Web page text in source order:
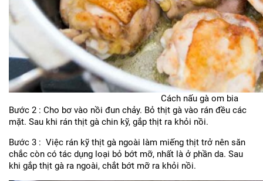
Cách nấu gà om bia
Bước 2 : Cho bơ vào nồi đun chảy. Bỏ thịt gà vào rán đều các
mặt. Sau khi rán thịt gà chin kỹ, gắp thịt ra khỏi nồi.
Bước 3 : Việc rán kỹ thịt gà ngoài làm miếng thịt trở nên săn
chắc còn có tác dụng loại bỏ bớt mỡ, nhất là ở phần da. Sau
khi gắp thịt gà ra ngoài, chắt bớt mỡ ra khỏi nồi.